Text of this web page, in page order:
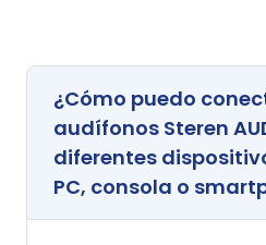
¿Cómo puedo
audífonos Steren
diferentes
PC, consola o